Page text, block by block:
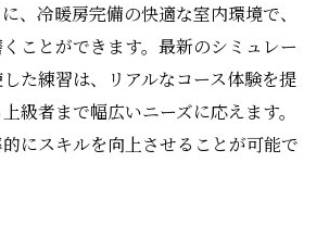
、冷暖房完備の快適な室内環境で、
ことができます。最新のシミュレー
た練習は、リアルなコース体験を提
級者まで幅広いニーズに応えます。
にスキルを向上させることが可能で